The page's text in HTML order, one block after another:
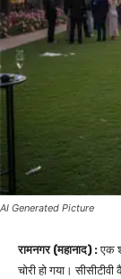
AI Generated Picture
रामनगर (महानाद) :एक
चोरी हो गया।